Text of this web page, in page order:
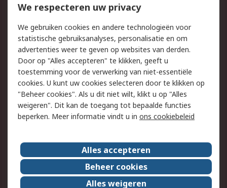
Bestellen
Inkoopoplossingen
Track & Trace
Wettelijk
Cookiebeleid
Email veiligheid
Privacybeleid
Websitevoorwaarden
Algemene
verkoopvoorwaarden
Over RS
RS Group
Over ons
RS wereldwijd
Werken bij RS
We respecteren uw privacy
We gebruiken cookies en andere technologieën voor
statistische gebruiksanalyses, personalisatie en om
advertenties weer te geven op websites van derden.
Door op "Alles accepteren" te klikken, geeft u
toestemming voor de verwerking van niet-essentiële
cookies. U kunt uw cookies selecteren door te klikken op
"Beheer cookies". Als u dit niet wilt, klikt u op "Alles
weigeren". Dit kan de toegang tot bepaalde functies
beperken. Meer informatie vindt u in ons cookiebeleid
Alles accepteren
Beheer cookies
Alles weigeren